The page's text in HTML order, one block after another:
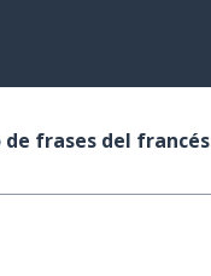
de frases del francés